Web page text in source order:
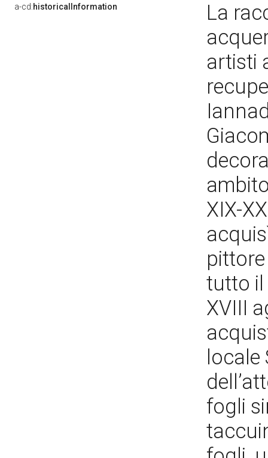
a-cd:historicalInformation
La
artisti
XIX-
tutto il
XVIII
fogli